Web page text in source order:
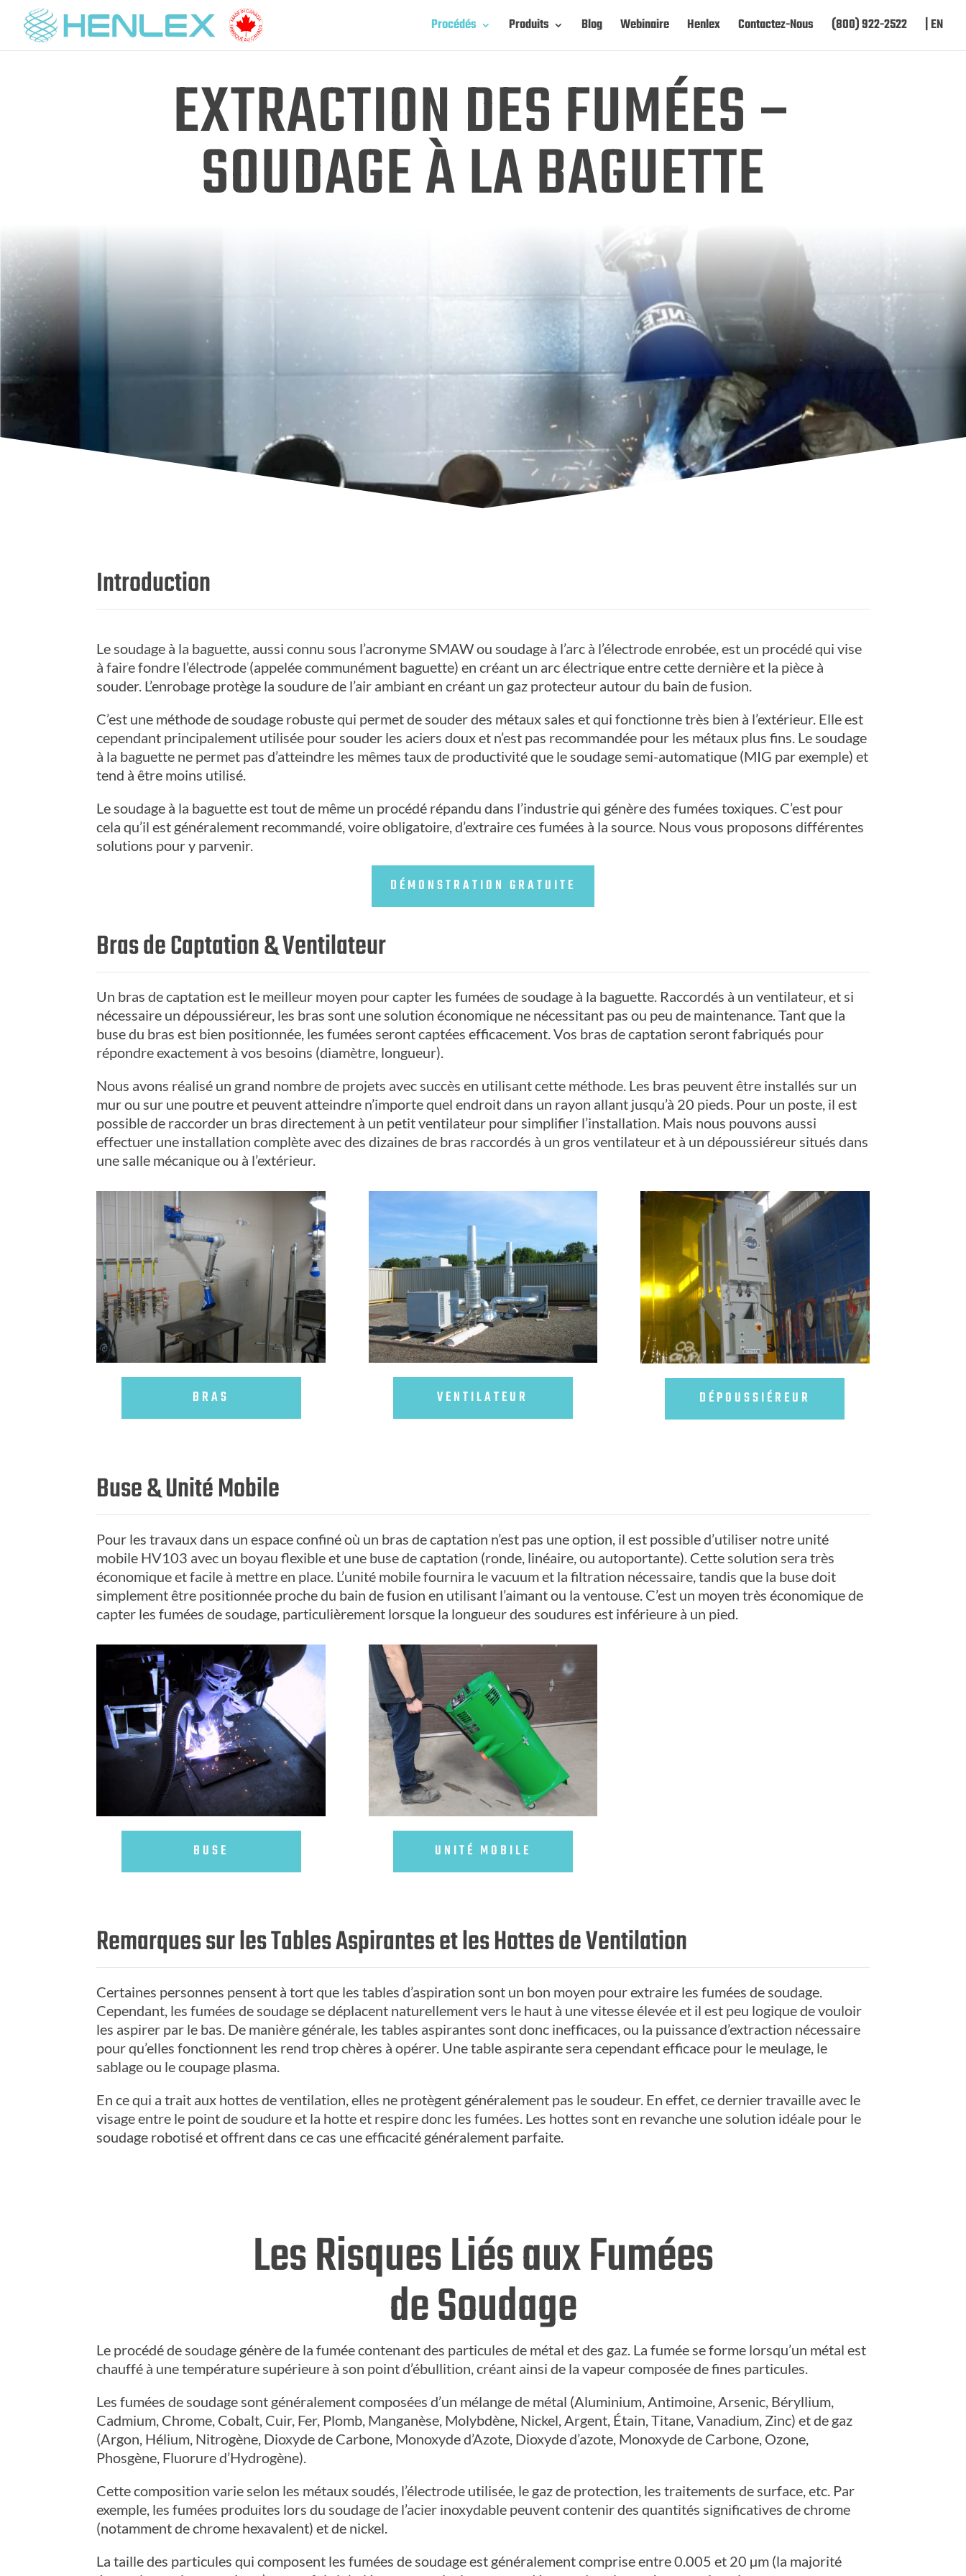
Procédés Produits Blog Webinaire Henlex Contactez-Nous (800) 922-2522 | EN
EXTRACTION DES FUMÉES –
SOUDAGE À LA BAGUETTE
Introduction
Le soudage à la baguette, aussi connu sous l’acronyme SMAW ou soudage à l’arc à l’électrode enrobée, est un procédé qui vise
à faire fondre l’électrode (appelée communément baguette) en créant un arc électrique entre cette dernière et la pièce à
souder. L’enrobage protège la soudure de l’air ambiant en créant un gaz protecteur autour du bain de fusion.
C’est une méthode de soudage robuste qui permet de souder des métaux sales et qui fonctionne très bien à l’extérieur. Elle est
cependant principalement utilisée pour souder les aciers doux et n’est pas recommandée pour les métaux plus fins. Le soudage
à la baguette ne permet pas d’atteindre les mêmes taux de productivité que le soudage semi-automatique (MIG par exemple) et
tend à être moins utilisé.
Le soudage à la baguette est tout de même un procédé répandu dans l’industrie qui génère des fumées toxiques. C’est pour
cela qu’il est généralement recommandé, voire obligatoire, d’extraire ces fumées à la source. Nous vous proposons différentes
solutions pour y parvenir.
DÉMONSTRATION GRATUITE
Bras de Captation & Ventilateur
Un bras de captation est le meilleur moyen pour capter les fumées de soudage à la baguette. Raccordés à un ventilateur, et si
nécessaire un dépoussiéreur, les bras sont une solution économique ne nécessitant pas ou peu de maintenance. Tant que la
buse du bras est bien positionnée, les fumées seront captées efficacement. Vos bras de captation seront fabriqués pour
répondre exactement à vos besoins (diamètre, longueur).
Nous avons réalisé un grand nombre de projets avec succès en utilisant cette méthode. Les bras peuvent être installés sur un
mur ou sur une poutre et peuvent atteindre n’importe quel endroit dans un rayon allant jusqu’à 20 pieds. Pour un poste, il est
possible de raccorder un bras directement à un petit ventilateur pour simplifier l’installation. Mais nous pouvons aussi
effectuer une installation complète avec des dizaines de bras raccordés à un gros ventilateur et à un dépoussiéreur situés dans
une salle mécanique ou à l’extérieur.
BRAS VENTILATEUR DÉPOUSSIÉREUR
Buse & Unité Mobile
Pour les travaux dans un espace confiné où un bras de captation n’est pas une option, il est possible d’utiliser notre unité
mobile HV103 avec un boyau flexible et une buse de captation (ronde, linéaire, ou autoportante). Cette solution sera très
économique et facile à mettre en place. L’unité mobile fournira le vacuum et la filtration nécessaire, tandis que la buse doit
simplement être positionnée proche du bain de fusion en utilisant l’aimant ou la ventouse. C’est un moyen très économique de
capter les fumées de soudage, particulièrement lorsque la longueur des soudures est inférieure à un pied.
BUSE UNITÉ MOBILE
Remarques sur les Tables Aspirantes et les Hottes de Ventilation
Certaines personnes pensent à tort que les tables d’aspiration sont un bon moyen pour extraire les fumées de soudage.
Cependant, les fumées de soudage se déplacent naturellement vers le haut à une vitesse élevée et il est peu logique de vouloir
les aspirer par le bas. De manière générale, les tables aspirantes sont donc inefficaces, ou la puissance d’extraction nécessaire
pour qu’elles fonctionnent les rend trop chères à opérer. Une table aspirante sera cependant efficace pour le meulage, le
sablage ou le coupage plasma.
En ce qui a trait aux hottes de ventilation, elles ne protègent généralement pas le soudeur. En effet, ce dernier travaille avec le
visage entre le point de soudure et la hotte et respire donc les fumées. Les hottes sont en revanche une solution idéale pour le
soudage robotisé et offrent dans ce cas une efficacité généralement parfaite.
Les Risques Liés aux Fumées
de Soudage
Le procédé de soudage génère de la fumée contenant des particules de métal et des gaz. La fumée se forme lorsqu’un métal est
chauffé à une température supérieure à son point d’ébullition, créant ainsi de la vapeur composée de fines particules.
Les fumées de soudage sont généralement composées d’un mélange de métal (Aluminium, Antimoine, Arsenic, Béryllium,
Cadmium, Chrome, Cobalt, Cuir, Fer, Plomb, Manganèse, Molybdène, Nickel, Argent, Étain, Titane, Vanadium, Zinc) et de gaz
(Argon, Hélium, Nitrogène, Dioxyde de Carbone, Monoxyde d’Azote, Dioxyde d’azote, Monoxyde de Carbone, Ozone,
Phosgène, Fluorure d’Hydrogène).
Cette composition varie selon les métaux soudés, l’électrode utilisée, le gaz de protection, les traitements de surface, etc. Par
exemple, les fumées produites lors du soudage de l’acier inoxydable peuvent contenir des quantités significatives de chrome
(notamment de chrome hexavalent) et de nickel.
La taille des particules qui composent les fumées de soudage est généralement comprise entre 0.005 et 20 µm (la majorité